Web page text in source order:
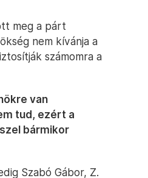
meg a párt
nem kívánja a
számomra a
van
tud, ezért a
bármikor
Szabó Gábor, Z.